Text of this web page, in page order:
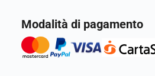
Modalità di pagamento